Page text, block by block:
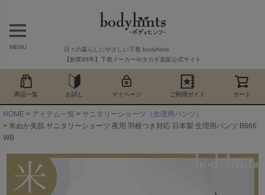
MENU
日々の暮らしにやさしい下着 bodyhints
【創業95年】下着メーカー㈱タカギ直販公式サイト
商品一覧 お試し マイページ ご利用ガイド カート
HOME アイテム一覧
サニタリーショーツ（生理用パンツ）
米ぬか美肌 サニタリーショーツ 夜用 羽根つき対応 日本製 生理用パンツ B666
WB